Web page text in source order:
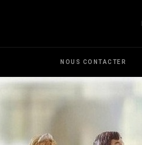
NOUS CONTACTER